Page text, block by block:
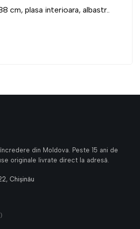
albastr.. Trambulina
din Moldova. Peste 15 ani de
originale livrate direct la adresă.
Chișinău